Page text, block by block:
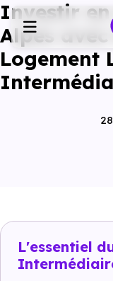
Programmes
Actualités
Ressources
Investir
Alpes
Logement
L'essentiel